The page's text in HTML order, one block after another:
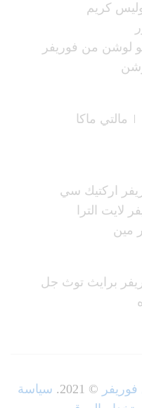
كريم
لوشن من فوريفر
مالتي ماكا
اركتيك سي
لايت الترا
مين
برايث توث جل
© 2021.
سياسة